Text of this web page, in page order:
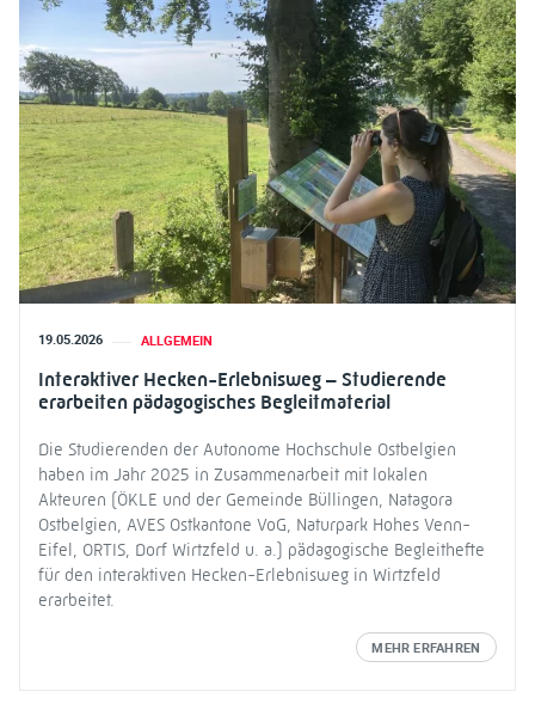
19.05.2026 ALLGEMEIN
Interaktiver Hecken-Erlebnisweg – Studierende
erarbeiten pädagogisches Begleitmaterial
Die Studierenden der Autonome Hochschule Ostbelgien
haben im Jahr 2025 in Zusammenarbeit mit lokalen
Akteuren (ÖKLE und der Gemeinde Büllingen, Natagora
Ostbelgien, AVES Ostkantone VoG, Naturpark Hohes Venn-
Eifel, ORTIS, Dorf Wirtzfeld u. a.) pädagogische Begleithefte
für den interaktiven Hecken-Erlebnisweg in Wirtzfeld
erarbeitet.
MEHR ERFAHREN